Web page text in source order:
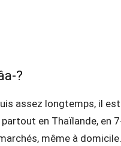
?
assez longtemps, il
en Thaïlande, en
même à domicile.